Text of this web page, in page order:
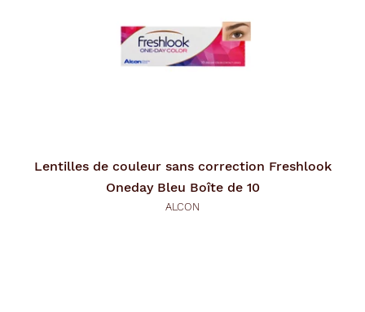
Lentilles de couleur sans correction Freshlook
Oneday Bleu Boîte de 10
ALCON